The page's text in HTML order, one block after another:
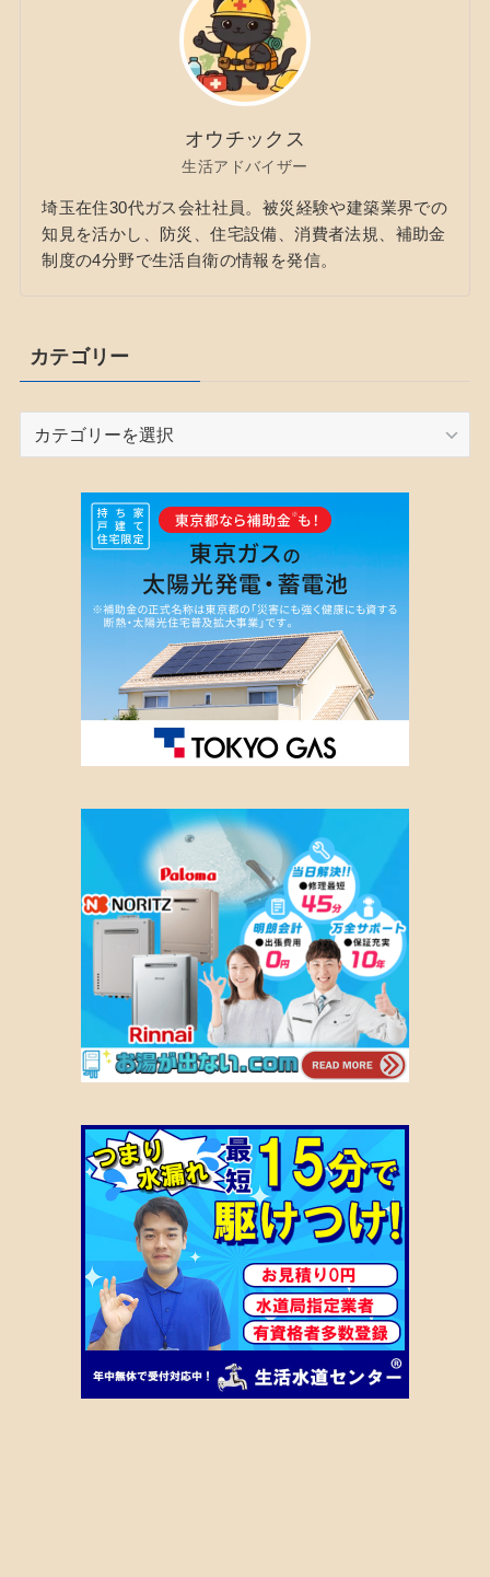
オウチックス
生活アドバイザー
埼玉在住30代ガス会社社員。被災経験や建築業界での
知見を活かし、防災、住宅設備、消費者法規、補助金
制度の4分野で生活自衛の情報を発信。
カテゴリー